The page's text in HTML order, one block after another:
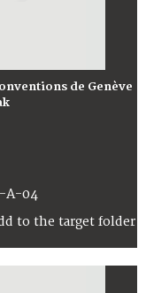
de Genève
A-04